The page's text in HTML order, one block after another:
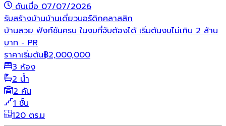
ดันเมื่อ 07/07/2026
รับสร้างบ้านบ้านเดี่ยวนอร์ดิกคลาสสิก
บ้านสวย ฟังก์ชันครบ ในงบที่จับต้องได้ เริ่มต้นงบไม่เกิน 2 ล้าน
บาท - PR
ราคาเริ่มต้น฿2,000,000
3 ห้อง
2 น้ำ
2 คัน
1 ชั้น
120 ตร.ม